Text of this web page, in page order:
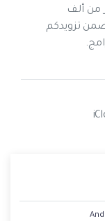
من ألف
تزويدكم